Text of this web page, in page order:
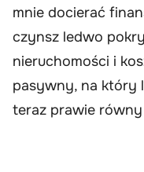
mnie docierać
czynsz ledwo
nieruchomości i
pasywny, na który
teraz prawie równy